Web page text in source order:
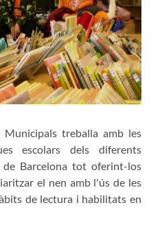
treballa amb les
escolars dels diferents
Barcelona tot oferint-los
el nen amb l'ús de les
de lectura i habilitats en